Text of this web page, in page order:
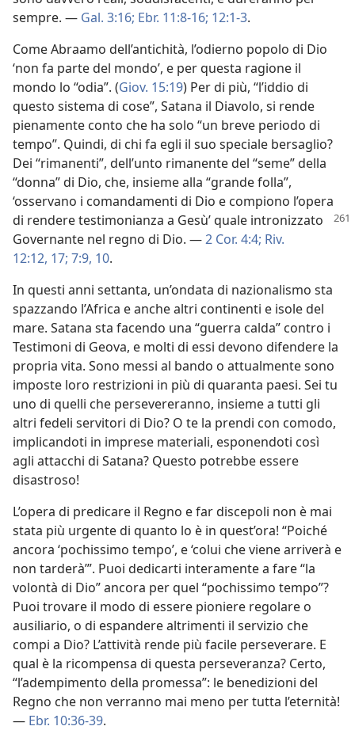
sempre. — Gal. 3:16; Ebr. 11:8-16; 12:1-3.
Come Abraamo dell’antichità, l’odierno popolo di Dio
‘non fa parte del mondo’, e per questa ragione il
mondo lo “odia”. (Giov. 15:19) Per di più, “l’iddio di
questo sistema di cose”, Satana il Diavolo, si rende
pienamente conto che ha solo “un breve periodo di
tempo”. Quindi, di chi fa egli il suo speciale bersaglio?
Dei “rimanenti”, dell’unto rimanente del “seme” della
“donna” di Dio, che, insieme alla “grande folla”,
‘osservano i comandamenti di Dio e compiono l’opera
di rendere testimonianza a Gesù’ quale intronizzato
Governante nel regno di Dio. —2 Cor. 4:4; Riv.
12:12, 17; 7:9, 10.
In questi anni settanta, un’ondata di nazionalismo sta
spazzando l’Africa e anche altri continenti e isole del
mare. Satana sta facendo una “guerra calda” contro i
Testimoni di Geova, e molti di essi devono difendere la
propria vita. Sono messi al bando o attualmente sono
imposte loro restrizioni in più di quaranta paesi. Sei tu
uno di quelli che persevereranno, insieme a tutti gli
altri fedeli servitori di Dio? O te la prendi con comodo,
implicandoti in imprese materiali, esponendoti così
agli attacchi di Satana? Questo potrebbe essere
disastroso!
L’opera di predicare il Regno e far discepoli non è mai
stata più urgente di quanto lo è in quest’ora! “Poiché
ancora ‘pochissimo tempo’, e ‘colui che viene arriverà e
non tarderà’”. Puoi dedicarti interamente a fare “la
volontà di Dio” ancora per quel “pochissimo tempo”?
Puoi trovare il modo di essere pioniere regolare o
ausiliario, o di espandere altrimenti il servizio che
compi a Dio? L’attività rende più facile perseverare. E
qual è la ricompensa di questa perseveranza? Certo,
“l’adempimento della promessa”: le benedizioni del
Regno che non verranno mai meno per tutta l’eternità!
— Ebr. 10:36-39.